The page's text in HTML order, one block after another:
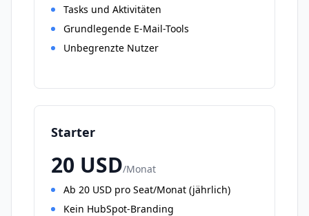
Tasks und Aktivitäten
Grundlegende E-Mail-Tools
Unbegrenzte Nutzer
Starter
20 USD/Monat
Ab 20 USD pro Seat/Monat (jährlich)
Kein HubSpot-Branding